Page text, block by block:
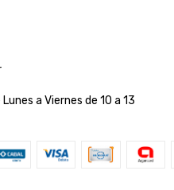
a Viernes de 10 a 13